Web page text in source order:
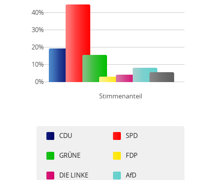
Stimmenanteil
40%
30%
20%
10%
0%
CDU SPD
GRÜNE FDP
DIE LINKE AfD